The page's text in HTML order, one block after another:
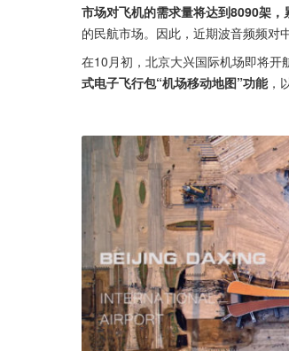
市场对飞机的需求量将达到8090架，
的民航市场。因此，近期波音频频对
在10月初，北京大兴国际机场即将开
式电子飞行包“机场移动地图”功能，